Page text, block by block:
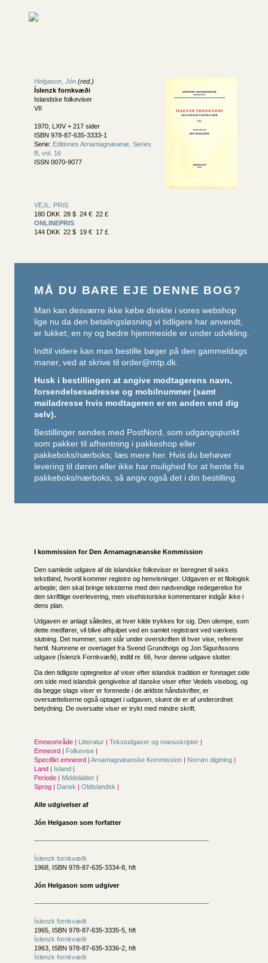
Helgason, Jón (red.)
Íslenzk fornkvæði
Islandske folkeviser
VII
1970, LXIV + 217 sider
ISBN 978-87-635-3333-1
Serie: Editiones Arnamagnæanæ, Series
B, vol. 16
ISSN 0070-9077
VEJL. PRIS
180 DKK 28 $ 24 € 22 £
ONLINEPRIS
144 DKK 22 $ 19 € 17 £
MÅ DU BARE EJE DENNE BOG?
Man kan desværre ikke købe direkte i vores webshop
lige nu da den betalingsløsning vi tidligere har anvendt,
er lukket; en ny og bedre hjemmeside er under udvikling.
Indtil videre kan man bestille bøger på den gammeldags
maner, ved at skrive til order@mtp.dk.
Husk i bestillingen at angive modtagerens navn,
forsendelsesadresse og mobilnummer (samt
mailadresse hvis modtageren er en anden end dig
selv).
Bestillinger sendes med PostNord, som udgangspunkt
som pakker til afhentning i pakkeshop eller
pakkeboks/nærboks; læs mere her. Hvis du behøver
levering til døren eller ikke har mulighed for at hente fra
pakkeboks/nærboks, så angiv også det i din bestilling.
I kommission forDen Arnamagnæanske Kommission
Den samlede udgave af de islandske folkeviser er beregnet til seks
tekstbind, hvortil kommer registre og henvisninger. Udgaven er et filologisk
arbejde; den skal bringe teksterne med den nødvendige redegørelse for
den skriftlige overlevering, men visehistoriske kommentarer indgår ikke i
dens plan.
Udgaven er anlagt således, at hver kilde trykkes for sig. Den ulempe, som
dette medfører, vil blive afhjulpet ved en samlet registrant ved værkets
slutning. Det nummer, som står under overskriften til hver vise, refererer
hertil. Numrene er overtaget fra Svend Grundtvigs og Jon Sigurðssons
udgave (Íslenzk Fornkvæði), indtil nr. 66, hvor denne udgave slutter.
Da den tidligste optegnelse af viser efter islandsk tradition er foretaget side
om side med islandsk gengivelse af danske viser efter Vedels visebog, og
da begge slags viser er forenede i de ældste håndskrifter, er
oversættelserne også optaget i udgaven, skønt de er af underordnet
betydning. De oversatte viser er trykt med mindre skrift.
Emneområde | Litteratur | Tekstudgaver og manuskripter |
Emneord | Folkevise |
Specifikt emneord | Arnamagnæanske Kommission | Norrøn digtning |
Land | Island |
Periode | Middelalder |
Sprog | Dansk | Oldislandsk |
Alle udgivelser af
Jón Helgason som forfatter
Íslenzk fornkvæði
1968, ISBN 978-87-635-3334-8, hft
Jón Helgason som udgiver
Íslenzk fornkvæði
1965, ISBN 978-87-635-3335-5, hft
Íslenzk fornkvæði
1963, ISBN 978-87-635-3336-2, hft
Íslenzk fornkvæði